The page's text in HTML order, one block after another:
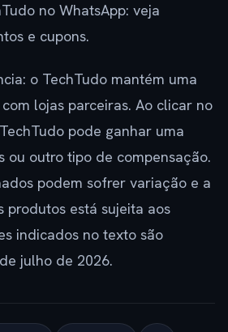
no WhatsApp: veja
e cupons.
o TechTudo mantém uma
lojas parceiras. Ao clicar no
pode ganhar uma
ou outro tipo de compensação.
podem sofrer variação e a
produtos está sujeita aos
indicados no texto são
julho de 2026.